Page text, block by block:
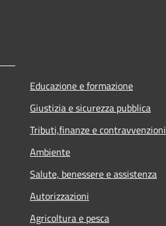
Educazione e formazione
Giustizia e sicurezza pubblica
Tributi,finanze e contravvenzioni
Ambiente
Salute, benessere e assistenza
Autorizzazioni
Agricoltura e pesca